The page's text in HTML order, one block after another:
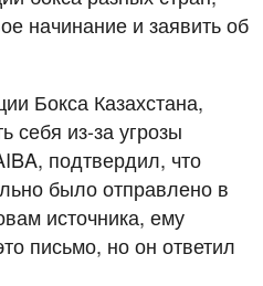
начинание и заявить об
Бокса Казахстана,
себя из-за угрозы
подтвердил, что
было отправлено в
источника, ему
письмо, но он ответил